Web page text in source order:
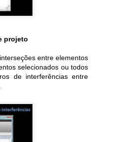
projeto
entre elementos
selecionados ou todos
de interferências entre
de referências...
definições:
virtuais, paramétricos e
e instalações são
a futura construção real.
mito ou verdade?!